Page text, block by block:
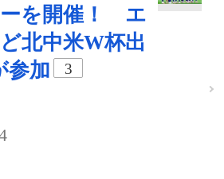
を開催！ エ
北中米W杯出
参加
3